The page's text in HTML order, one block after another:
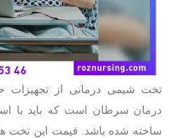
تخت شیمی درمانی از تجهیزات
درمان سرطان است که باید با
ساخته شده باشد. قیمت این تخت